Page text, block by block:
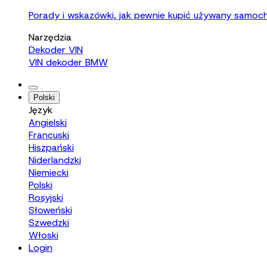
Porady i wskazówki, jak pewnie kupić używany
Narzędzia
Dekoder VIN
VIN dekoder BMW
Polski
Język
Angielski
Francuski
Hiszpański
Niderlandzki
Niemiecki
Polski
Rosyjski
Słoweński
Szwedzki
Włoski
Login